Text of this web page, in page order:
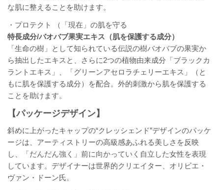
な肌に整えることを助けます。
・プロテクト （「現在」の肌を守る
特長成分/バオバブ果実エキス（肌を保護する成分）
「生命の樹」として知られている伝説の樹バオバブの果実か
ら抽出したエキスと、さらに2つの植物由来成分「ブラックカ
ラントエキス」、「グリーンアセロラチェリーエキス」（と
もに肌を保護する成分）を配合。外的刺激から肌を保護する
ことを助けます。
【パッケージデザイン】
斜めに上がったキャップの“クレッシェンド”デザインのパッケ
ージは、アーティストリーの高級感あふれる美しさを反映
し、「だんだん強く」前に向かっていく自立した女性を表現
しています。デザイナーは世界的クリエイター、オリビエ・
ヴァン・ドーン氏。